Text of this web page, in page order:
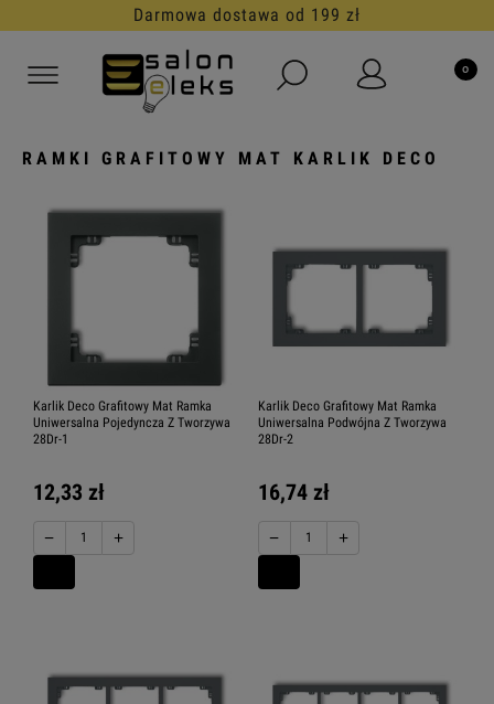
30 dni na darmowy zwrot
RAMKI GRAFITOWY MAT KARLIK DECO
Karlik Deco Grafitowy Mat Ramka
Uniwersalna Pojedyncza Z Tworzywa
28Dr-1
12,33 zł
− +
Karlik Deco Grafitowy Mat Ramka
Uniwersalna Podwójna Z Tworzywa
28Dr-2
16,74 zł
− +